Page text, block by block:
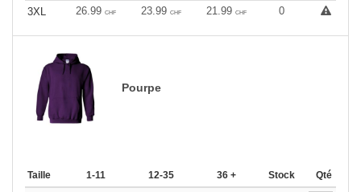
3XL
26.99 CHF 23.99 CHF 21.99 CHF 0
Pourpe
Taille 1-11 12-35 36 + Stock Qté